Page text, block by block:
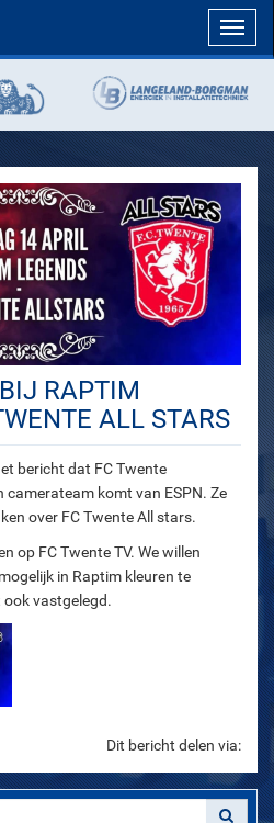
RAPTIM
ALL STARS
bericht dat FC Twente
komt van ESPN. Ze
over FC Twente All stars.
op FC Twente TV. We willen
in Raptim kleuren te
ook vastgelegd.
Dit bericht delen via: